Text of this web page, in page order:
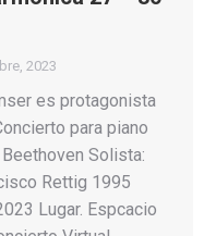
2023
es protagonista
para piano
Solista:
Rettig 1995
Lugar. Espcacio